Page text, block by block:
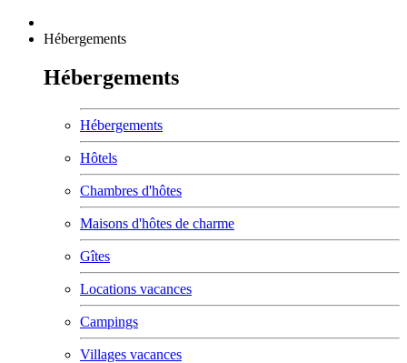
Hébergements
Hébergements
Hébergements
Hôtels
Chambres d'hôtes
Maisons d'hôtes de charme
Gîtes
Locations vacances
Campings
Villages vacances